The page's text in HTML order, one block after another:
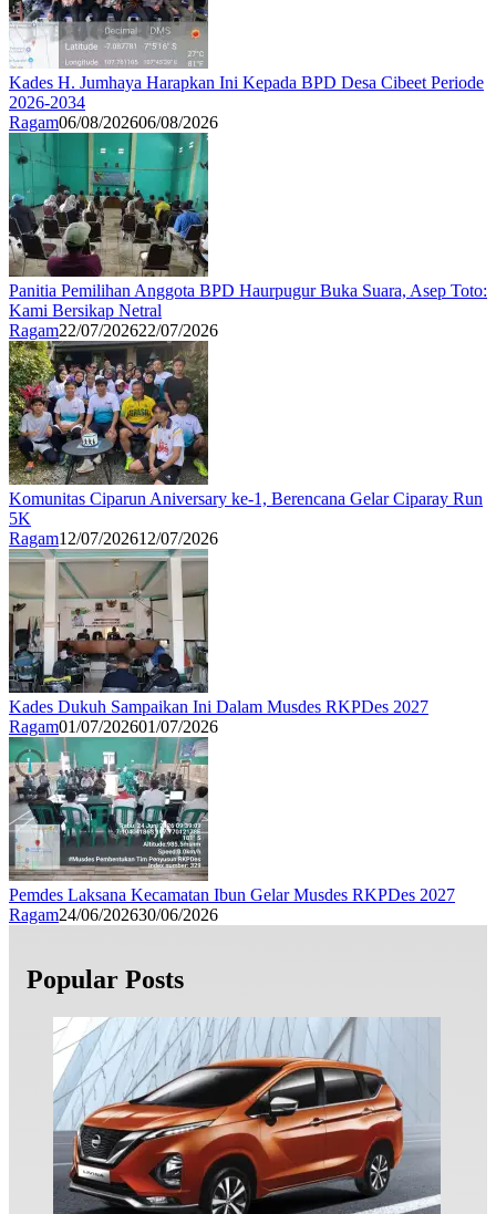
Kades H. Jumhaya Harapkan Ini Kepada BPD Desa Cibeet Periode
2026-2034
Ragam06/08/202606/08/2026
Panitia Pemilihan Anggota BPD Haurpugur Buka Suara, Asep Toto:
Kami Bersikap Netral
Ragam22/07/202622/07/2026
Komunitas Ciparun Aniversary ke-1, Berencana Gelar Ciparay Run
5K
Ragam12/07/202612/07/2026
Kades Dukuh Sampaikan Ini Dalam Musdes RKPDes 2027
Ragam01/07/202601/07/2026
Pemdes Laksana Kecamatan Ibun Gelar Musdes RKPDes 2027
Ragam24/06/202630/06/2026
Popular Posts